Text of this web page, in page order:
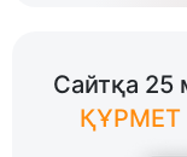
Сайтқа 25